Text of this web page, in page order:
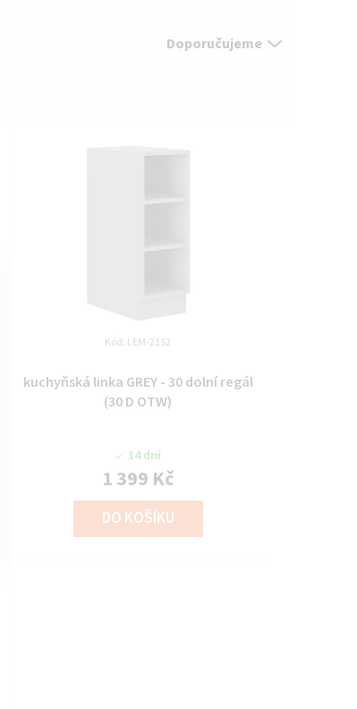
Doporučujeme
kuchyňská linka GREY - 30 dolní regál
(30 D OTW)
14 dní
1 399 Kč
DO KOŠÍKU
Kód: LEM-2152